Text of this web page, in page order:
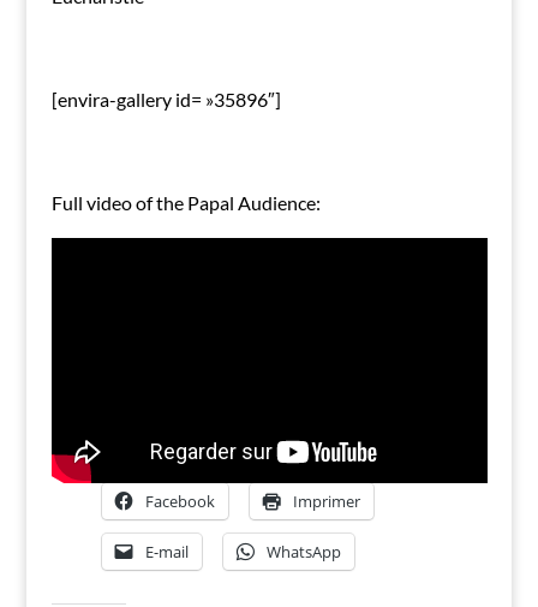
[envira-gallery id= »35896″]
Full video of the Papal Audience:
Facebook Imprimer
E-mail WhatsApp